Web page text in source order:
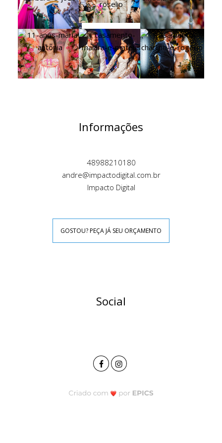
Informações
48988210180
andre@impactodigital.com.br
Impacto Digital
GOSTOU? PEÇA JÁ SEU ORÇAMENTO
Social